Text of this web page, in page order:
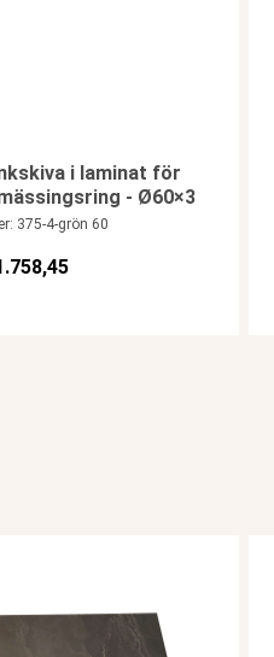
i laminat för
- Ø60×3
375-4-grön 60